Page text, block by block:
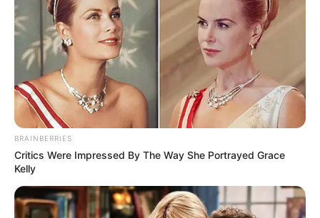
BRAINBERRIES
Critics Were Impressed By The Way She Portrayed Grace
Kelly